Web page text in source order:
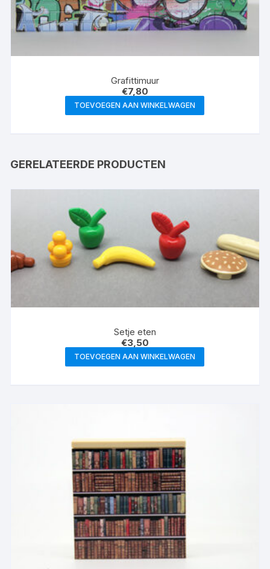
Grafittimuur
€7,80
TOEVOEGEN AAN WINKELWAGEN
GERELATEERDE PRODUCTEN
Setje eten
€3,50
TOEVOEGEN AAN WINKELWAGEN